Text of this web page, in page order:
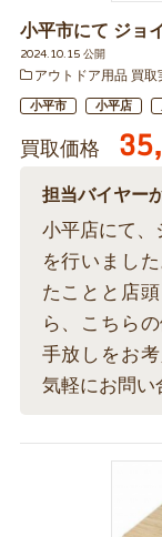
小平市にて ジョ
2024.10.15 公開
アウトドア用品 買取
小平市 小平店
買取価格
担当バイヤー
小平店にて、
を行いまし
たことと店
ら、こちら
手放しをお
気軽にお問い